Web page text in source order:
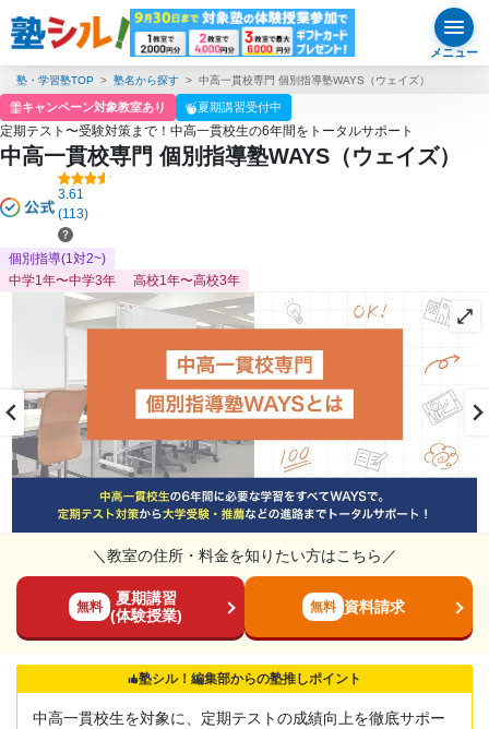
メニュー
塾・学習塾TOP 塾名から探す 中高一貫校専門 個別指導塾WAYS（ウェイズ）
キャンペーン対象教室あり 夏期講習受付中
定期テスト〜受験対策まで！中高一貫校生の6年間をトータルサポート
中高一貫校専門 個別指導塾WAYS（ウェイズ）
3.61
(113)
個別指導(1対2~)
中学1年〜中学3年
高校1年〜高校3年
＼教室の住所・料金を知りたい方はこちら／
無料
夏期講習
(体験授業)
無料 資料請求
塾シル！編集部からの塾推しポイント
中高一貫校生を対象に、定期テストの成績向上を徹底サポー